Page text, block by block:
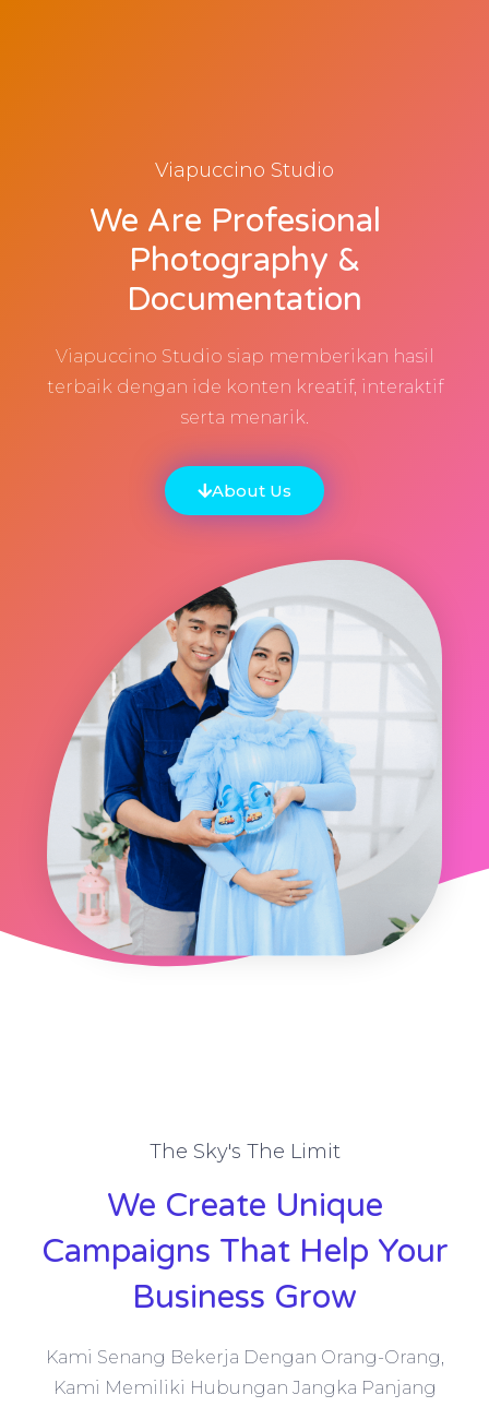
Viapuccino Studio
We Are Profesional
Photography &
Documentation
Viapuccino Studio siap memberikan hasil
terbaik dengan ide konten kreatif, interaktif
serta menarik.
About Us
The Sky's The Limit
We Create Unique
Campaigns That Help Your
Business Grow
Kami Senang Bekerja Dengan Orang-Orang,
Kami Memiliki Hubungan Jangka Panjang